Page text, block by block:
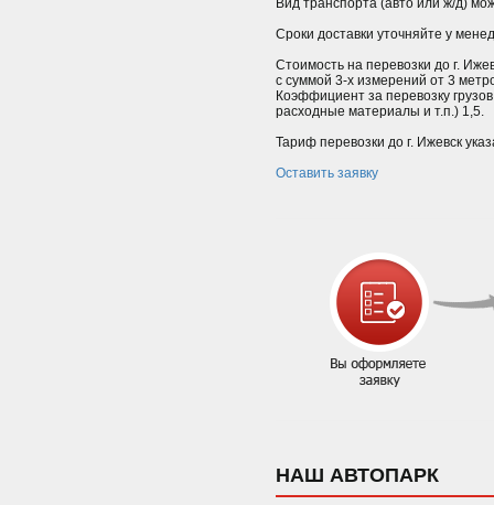
Вид транспорта (авто или ж/д)
Сроки доставки уточняйте у
Стоимость на перевозки до г.
с суммой 3-х измерений от 3
Коэффициент за перевозку
расходные материалы и т.п.) 1,5.
Тариф перевозки до г. Ижевск
Оставить заявку
НАШ АВТОПАРК